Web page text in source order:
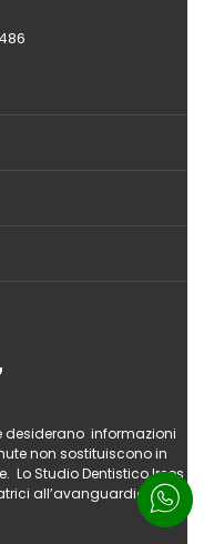
desiderano informazioni
non sostituiscono in
Lo Studio Dentistico Ireos
all’avanguardia